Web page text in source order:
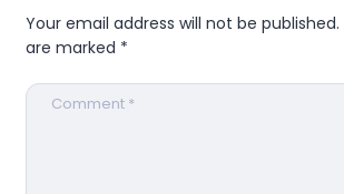
Your email address will not be published.
are marked *